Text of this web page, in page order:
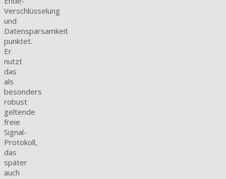
Verschlüsselung
und
Datensparsamkeit
punktet.
Er
nutzt
das
als
besonders
robust
geltende
freie
Signal-
Protokoll,
das
später
auch